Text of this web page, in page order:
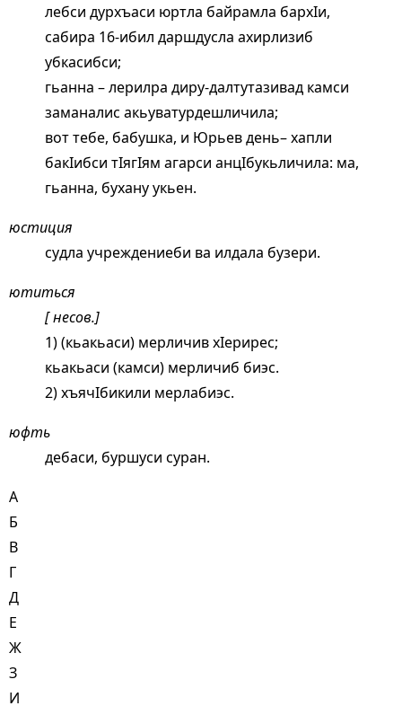
лебси дурхъаси юртла байрамла бархIи,
сабира 16-ибил даршдусла ахирлизиб
убкасибси;
гьанна – лерилра диру-далтутазивад камси
заманалис акьуватурдешличила;
вот тебе, бабушка, и Юрьев день– хапли
бакIибси тIягIям агарси анцIбукьличила: ма,
гьанна, бухану укьен.
юстиция
судла учреждениеби ва илдала бузери.
ютиться
[ несов.]
1) (кьакьаси) мерличив хIерирес;
кьакьаси (камси) мерличиб биэс.
2) хъячIбикили мерлабиэс.
юфть
дебаси, буршуси суран.
А
Б
В
Г
Д
Е
Ж
З
И